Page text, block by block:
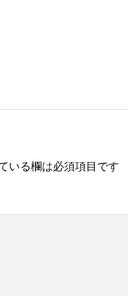
いる欄は必須項目です